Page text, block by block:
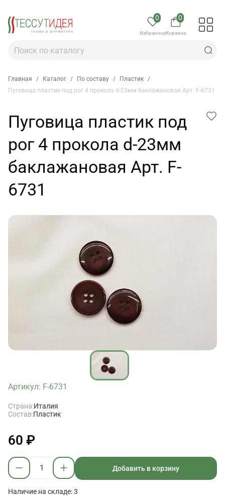
0
Избранное
0
Корзина
Главная / Каталог / По составу / Пластик /
Пуговица пластик под рог 4 прокола d-23мм баклажановая Арт. F-6731
Пуговица пластик под
рог 4 прокола d-23мм
баклажановая Арт. F-
6731
Артикул: F-6731
Страна:Италия
Состав:Пластик
60 ₽
Добавить в корзину
Наличие на складе: 3